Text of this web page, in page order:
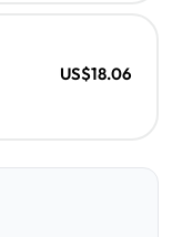
US$18.06